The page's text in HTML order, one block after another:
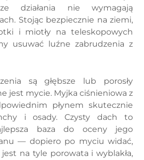
działania nie wymagają
Stojąc bezpiecznie na ziemi,
i miotły na teleskopowych
usuwać luźne zabrudzenia z
są głębsze lub porosły
jest mycie. Myjka ciśnieniowa z
płynem skutecznie
i osady. Czysty dach to
baza do oceny jego
— dopiero po myciu widać,
na tyle porowata i wyblakła,